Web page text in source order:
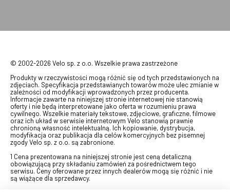
© 2002-2026 Velo sp. z o.o. Wszelkie prawa zastrzeżone
Produkty w rzeczywistości mogą różnić się od tych przedstawionych na
zdjęciach. Specyfikacja przedstawianych towarów może ulec zmianie w
zależności od modyfikacji wprowadzonych przez producenta.
Informacje zawarte na niniejszej stronie internetowej nie stanowią
oferty i nie będą interpretowane jako oferta w rozumieniu prawa
cywilnego. Wszelkie materiały tekstowe, zdjęciowe, graficzne, filmowe
oraz ich układ w serwisie internetowym Velo stanowią prawnie
chronioną własność intelektualną. Ich kopiowanie, dystrybucja,
modyfikacja oraz publikacja dla celów komercyjnych bez pisemnej
zgody Velo sp. z o.o. są zabronione.
1 Cena prezentowana na niniejszej stronie jest ceną detaliczną
obowiązującą przy składaniu zamówień za pośrednictwem tego
serwisu. Ceny oferowane przez innych dealerów mogą się różnić i nie
są wiążące dla sprzedawcy.